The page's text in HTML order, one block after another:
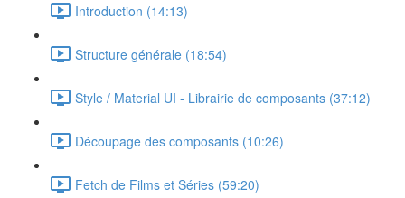
Introduction (14:13)
Structure générale (18:54)
Style / Material UI - Librairie de composants (37:12)
Découpage des composants (10:26)
Fetch de Films et Séries (59:20)